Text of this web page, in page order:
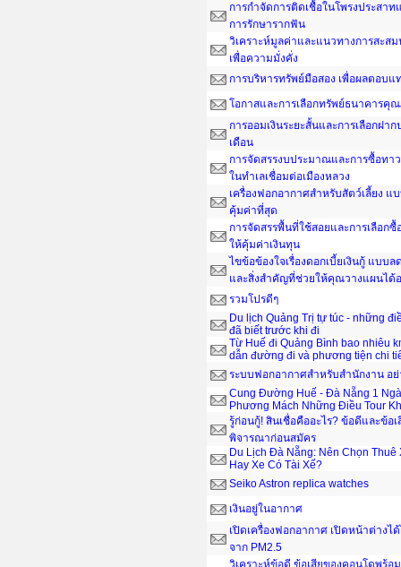
การกำจัดการติดเชื้อในโพรงประสา
การรักษารากฟัน
วิเคราะห์มูลค่าและแนวทางการสะส
เพื่อความมั่งคั่ง
การบริหารทรัพย์มือสอง เพื่อผลตอบแ
โอกาสและการเลือกทรัพย์ธนาคารคุ
การออมเงินระยะสั้นและการเลือกฝาก
เดือน
การจัดสรรงบประมาณและการซื้อทา
ในทำเลเชื่อมต่อเมืองหลวง
เครื่องฟอกอากาศสำหรับสัตว์เลี้ยง แ
คุ้มค่าที่สุด
การจัดสรรพื้นที่ใช้สอยและการเลือก
ให้คุ้มค่าเงินทุน
ไขข้อข้องใจเรื่องดอกเบี้ยเงินกู้ แบบ
และสิ่งสำคัญที่ช่วยให้คุณวางแผนได้
รวมโปรดีๆ
Du lịch Quảng Trị tự túc - những
đã biết trước khi đi
Từ Huế đi Quảng Bình bao nhiêu
dẫn đường đi và phương tiện chi
ระบบฟอกอากาศสำหรับสำนักงาน อ
Cung Đường Huế - Đà Nẵng 1
Phương Mách Những Điều Tour
รู้ก่อนกู้! สินเชื่อคืออะไร? ข้อดีและข้อ
พิจารณาก่อนสมัคร
Du Lịch Đà Nẵng: Nên Chọn Thuê
Hay Xe Có Tài Xế?
Seiko Astron replica watches
เงินอยู่ในอากาศ
เปิดเครื่องฟอกอากาศ เปิดหน้าต่างไ
จาก PM2.5
วิเคราะห์ข้อดี ข้อเสียของคอนโดพร้อ